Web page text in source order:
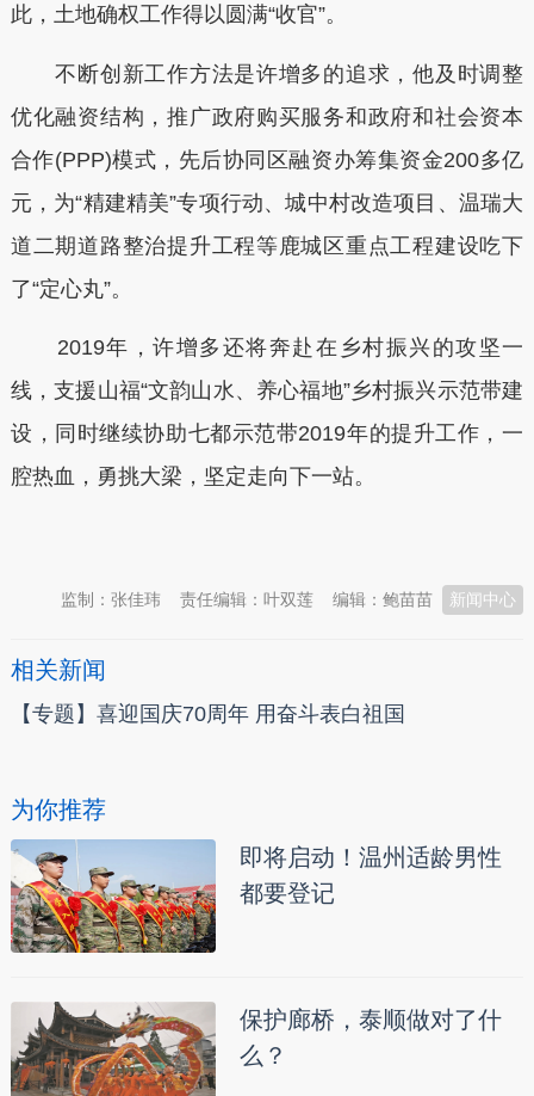
此，土地确权工作得以圆满“收官”。
不断创新工作方法是许增多的追求，他及时调整
优化融资结构，推广政府购买服务和政府和社会资本
合作(PPP)模式，先后协同区融资办筹集资金200多亿
元，为“精建精美”专项行动、城中村改造项目、温瑞大
道二期道路整治提升工程等鹿城区重点工程建设吃下
了“定心丸”。
2019年，许增多还将奔赴在乡村振兴的攻坚一
线，支援山福“文韵山水、养心福地”乡村振兴示范带建
设，同时继续协助七都示范带2019年的提升工作，一
腔热血，勇挑大梁，坚定走向下一站。
新闻中心
编辑：鲍苗苗
责任编辑：叶双莲
监制：张佳玮
相关新闻
【专题】喜迎国庆70周年 用奋斗表白祖国
为你推荐
即将启动！温州适龄男性
都要登记
保护廊桥，泰顺做对了什
么？